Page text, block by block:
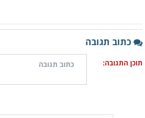
רגישות למזון.
כתוב תגובה
תוכן התגובה: